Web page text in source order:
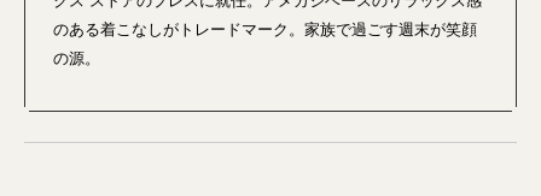
のある着こなしがトレードマーク。家族で過ごす週末が笑顔
の源。